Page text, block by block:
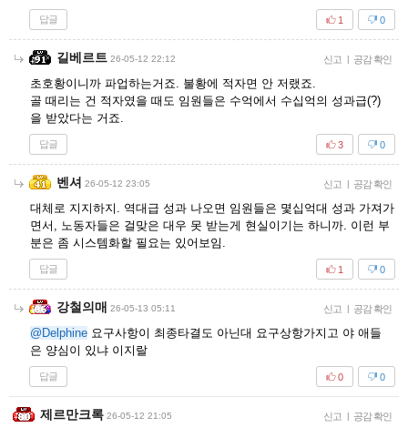
답글 0
1
길베르트 26-05-12 22:12 신고 | 공감 확인
초호황이니까 파업하는거죠. 불황에 적자면 안 저랬죠.
골 때리는 건 적자였을 때도 임원들은 수억에서 수십억의 성과급(?)
을 받았다는 거죠.
답글 0
3
벤셔 26-05-12 23:05 신고 | 공감 확인
대체로 지지하지. 역대급 성과 나오면 임원들은 몇십억대 성과 가져가
면서, 노동자들은 걸맞은 대우 못 받는게 현실이기는 하니까. 이런 부
분은 좀 시스템화할 필요는 있어보임.
답글 0
1
강철의매 26-05-13 05:11 신고 | 공감 확인
@Delphine 요구사항이 최종타결도 아닌대 요구상항가지고 야 애들
은 양심이 있냐 이지랄
답글 0
0
제르만크록 26-05-12 21:05 신고 | 공감 확인